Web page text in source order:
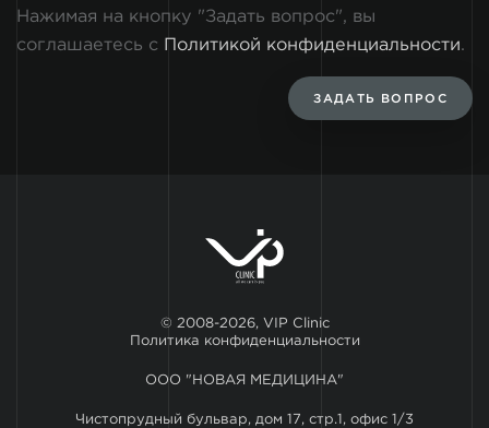
Нажимая на кнопку "Задать вопрос", вы
соглашаетесь с
Политикой конфиденциальности.
ЗАДАТЬ ВОПРОС
© 2008-2026, VIP Clinic
Политика конфиденциальности
ООО "НОВАЯ МЕДИЦИНА"
Чистопрудный бульвар, дом 17, стр.1, офис 1/3